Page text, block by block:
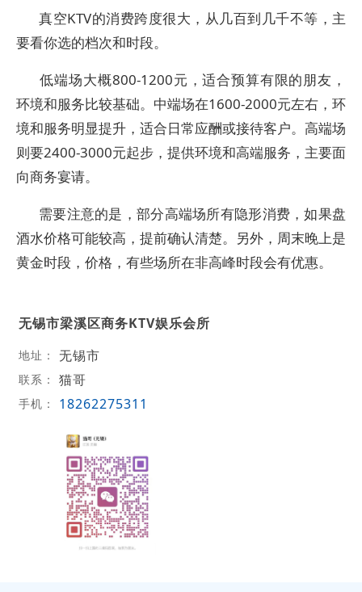
真空KTV的消费跨度很大，从几百到几千不等，主
要看你选的档次和时段。
‌低端场‌大概800-1200元，适合预算有限的朋友，
环境和服务比较基础。‌中端场‌在1600-2000元左右，环
境和服务明显提升，适合日常应酬或接待客户。‌高端场‌
则要2400-3000元起步，提供环境和高端服务，主要面
向商务宴请。
需要注意的是，部分高端场所有隐形消费，如果盘
酒水价格可能较高，提前确认清楚。另外，周末晚上是
黄金时段，价格，有些场所在非高峰时段会有优惠。
无锡市梁溪区商务KTV娱乐会所
地址： 无锡市
联系： 猫哥
手机： 18262275311